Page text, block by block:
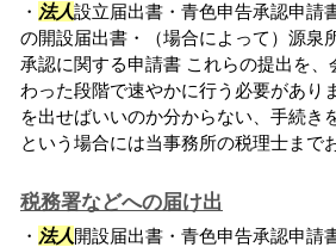
・ 法人設立届出書・青色申告承認申請
の開設届出書・（場合によって）源泉
承認に関する申請書 これらの提出を、
わった段階で速やかに行う必要があり
を出せばいいのか分からない、手続き
という場合には当事務所の税理士まで
税務署などへの届け出
・ 法人開設届出書・青色申告承認申請